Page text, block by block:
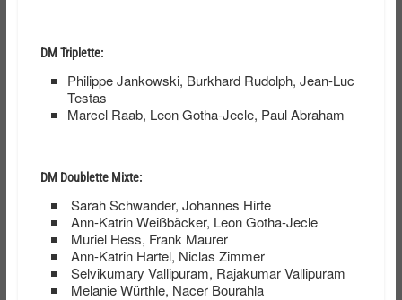
DM Triplette:
Philippe Jankowski, Burkhard Rudolph, Jean-Luc
Testas
Marcel Raab, Leon Gotha-Jecle, Paul Abraham
DM Doublette Mixte:
Sarah Schwander, Johannes Hirte
Ann-Katrin Weißbäcker, Leon Gotha-Jecle
Muriel Hess, Frank Maurer
Ann-Katrin Hartel, Niclas Zimmer
Selvikumary Vallipuram, Rajakumar Vallipuram
Melanie Würthle, Nacer Bourahla